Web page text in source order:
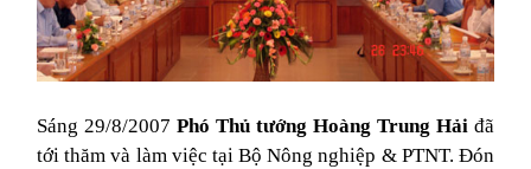
Sáng 29/8/2007 Phó Thủ tướng Hoàng Trung Hải đã
tới thăm và làm việc tại Bộ Nông nghiệp & PTNT. Đón